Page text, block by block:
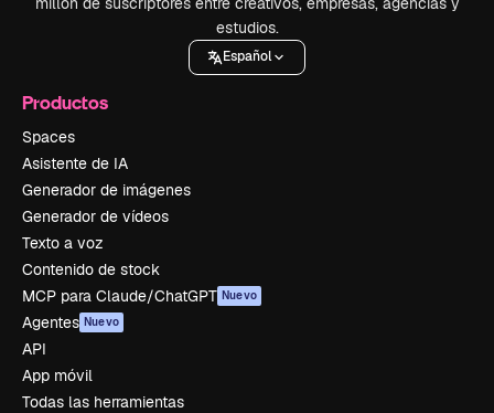
estudios.
Español
Productos
Spaces
Asistente de IA
Generador de imágenes
Generador de vídeos
Texto a voz
Contenido de stock
MCP para Claude/ChatGPT Nuevo
Agentes Nuevo
API
App móvil
Todas las herramientas